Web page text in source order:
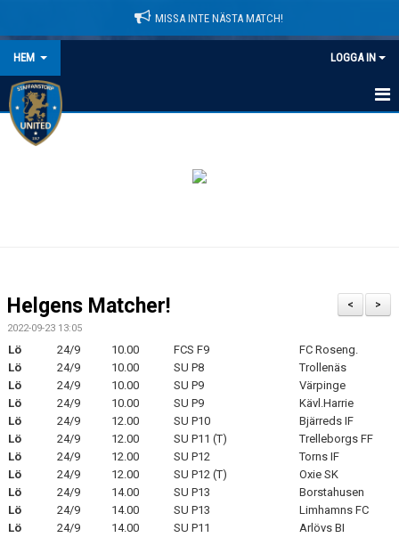
MISSA INTE NÄSTA MATCH!
HEM LOGGA IN
HEM
DOMARINFORMATION
DOKUMENT
KLÄDPROFIL
LEDARINFORMATION
STYRELSE/SEKTIONER
>
<
Helgens Matcher!
2022-09-23 13:05
Lö 24/9 10.00 FCS F9
FC Roseng.
Lö
24/9 10.00 SU P8
Trollenäs
Lö
24/9 10.00 SU P9
Värpinge
Lö
24/9 10.00 SU P9
Kävl.Harrie
Lö
24/9 12.00 SU P10
Bjärreds IF
Lö
24/9 12.00 SU P11 (T)
Trelleborgs FF
Lö
24/9 12.00 SU P12
Torns IF
Lö
24/9 12.00 SU P12 (T)
Oxie SK
Lö
24/9 14.00 SU P13
Borstahusen
Lö
24/9 14.00 SU P13
Limhamns FC
Lö
24/9 14.00 SU P11 Arlövs BI